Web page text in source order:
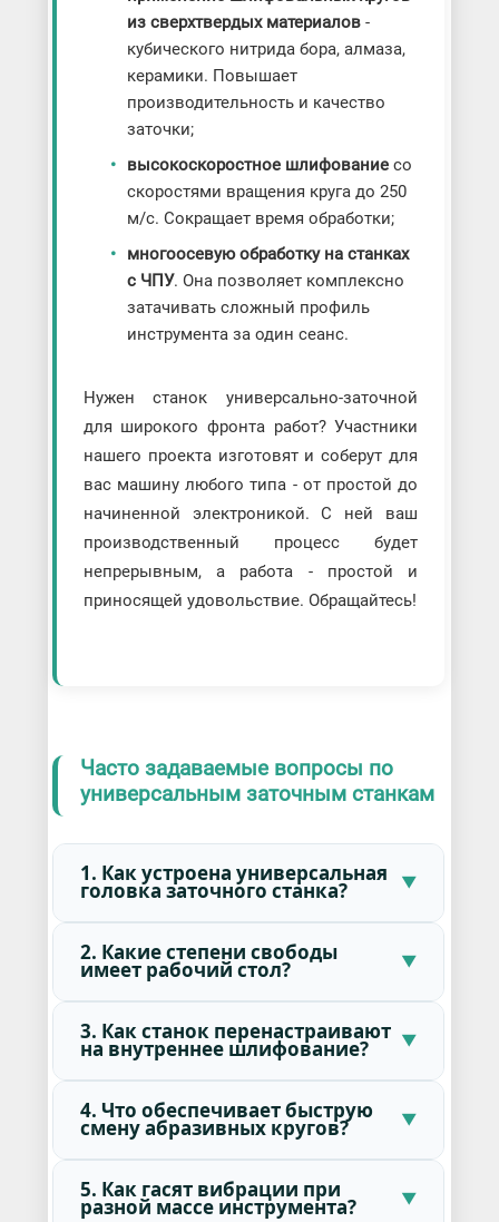
из сверхтвердых материалов-
кубического нитрида бора, алмаза,
керамики. Повышает
производительность и качество
заточки;
высокоскоростное шлифованиесо
скоростями вращения круга до 250
м/с. Сокращает время обработки;
многоосевую обработку на станках
с ЧПУ. Она позволяет комплексно
затачивать сложный профиль
инструмента за один сеанс.
Нужен станок универсально-заточной
для широкого фронта работ? Участники
нашего проекта изготовят и соберут для
вас машину любого типа - от простой до
начиненной электроникой. С ней ваш
производственный процесс будет
непрерывным, а работа - простой и
приносящей удовольствие. Обращайтесь!
Часто задаваемые вопросы по
универсальным заточным станкам
1. Как устроена универсальная
головка заточного станка?
2. Какие степени свободы
имеет рабочий стол?
3. Как станок перенастраивают
на внутреннее шлифование?
4. Что обеспечивает быструю
смену абразивных кругов?
5. Как гасят вибрации при
разной массе инструмента?